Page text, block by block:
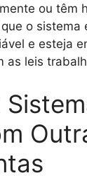
ou têm
o sistema
e esteja
as leis